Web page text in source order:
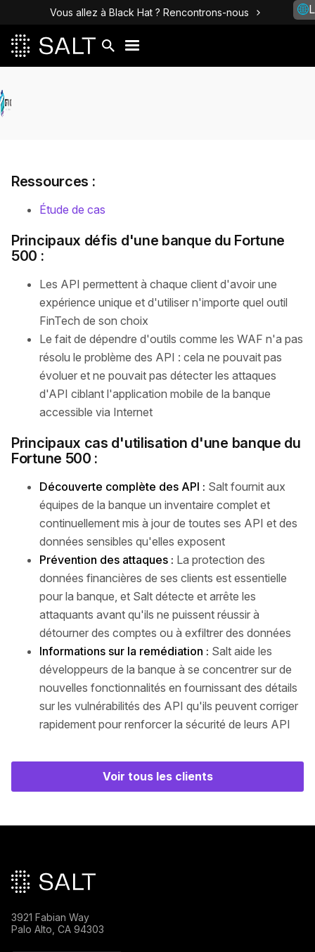
Vous allez à Black Hat ? Rencontrons-nous
Ressources :
Étude de cas
Principaux défis d'une banque du Fortune
500 :
Les API permettent à chaque client d'avoir une
expérience unique et d'utiliser n'importe quel outil
FinTech de son choix
Le fait de dépendre d'outils comme les WAF n'a pas
résolu le problème des API : cela ne pouvait pas
évoluer et ne pouvait pas détecter les attaques
d'API ciblant l'application mobile de la banque
accessible via Internet
Principaux cas d'utilisation d'une banque du
Fortune 500 :
Découverte complète des API : Salt fournit aux
équipes de la banque un inventaire complet et
continuellement mis à jour de toutes ses API et des
données sensibles qu'elles exposent
Prévention des attaques : La protection des
données financières de ses clients est essentielle
pour la banque, et Salt détecte et arrête les
attaquants avant qu'ils ne puissent réussir à
détourner des comptes ou à exfiltrer des données
Informations sur la remédiation : Salt aide les
développeurs de la banque à se concentrer sur de
nouvelles fonctionnalités en fournissant des détails
sur les vulnérabilités des API qu'ils peuvent corriger
rapidement pour renforcer la sécurité de leurs API
Voir tous les clients
3921 Fabian Way
Palo Alto, CA 94303